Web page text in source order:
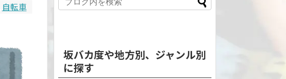
自転車
坂バカ度や地方別、ジャンル別
に探す